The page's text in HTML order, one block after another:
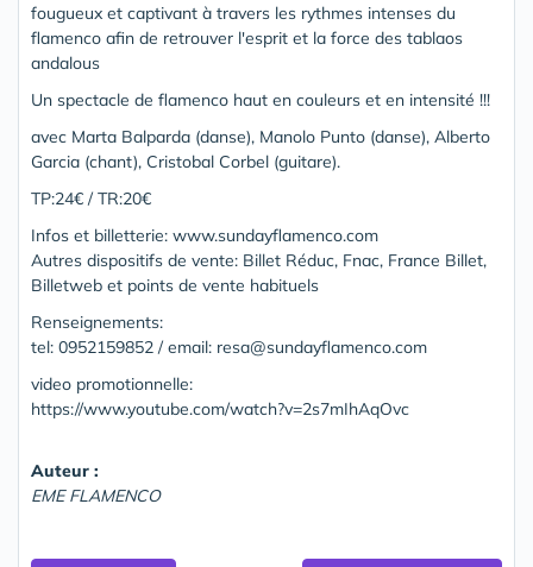
fougueux et captivant à travers les rythmes intenses du
flamenco afin de retrouver l'esprit et la force des tablaos
andalous
Un spectacle de flamenco haut en couleurs et en intensité !!!
avec Marta Balparda (danse), Manolo Punto (danse), Alberto
Garcia (chant), Cristobal Corbel (guitare).
TP:24€ / TR:20€
Infos et billetterie: www.sundayflamenco.com
Autres dispositifs de vente: Billet Réduc, Fnac, France Billet,
Billetweb et points de vente habituels
Renseignements:
tel: 0952159852 / email: resa@sundayflamenco.com
video promotionnelle:
https://www.youtube.com/watch?v=2s7mIhAqOvc
Auteur :
EME FLAMENCO